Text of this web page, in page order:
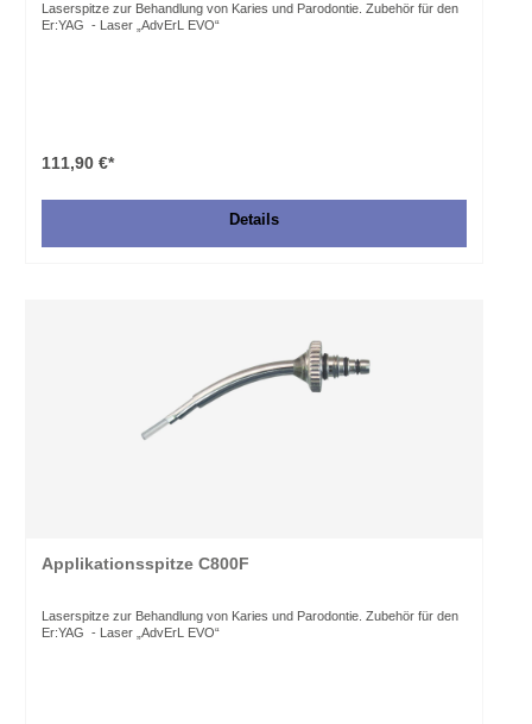
Laserspitze zur Behandlung von Karies und Parodontie. Zubehör für den
Er:YAG - Laser „AdvErL EVO“
111,90 €*
Details
Applikationsspitze C800F
Laserspitze zur Behandlung von Karies und Parodontie. Zubehör für den
Er:YAG - Laser „AdvErL EVO“